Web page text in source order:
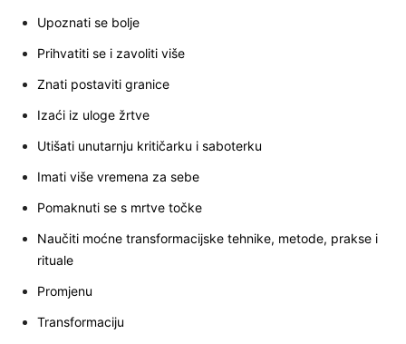
Upoznati se bolje
Prihvatiti se i zavoliti više
Znati postaviti granice
Izaći iz uloge žrtve
Utišati unutarnju kritičarku i saboterku
Imati više vremena za sebe
Pomaknuti se s mrtve točke
Naučiti moćne transformacijske tehnike, metode, prakse i
rituale
Promjenu
Transformaciju